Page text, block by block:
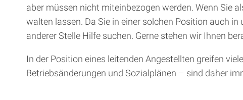
aber müssen nicht miteinbezogen werden. Wenn Sie
walten lassen. Da Sie in einer solchen Position auch
anderer Stelle Hilfe suchen. Gerne stehen wir Ihnen
In der Position eines leitenden Angestellten greifen
Betriebsänderungen und Sozialplänen – sind daher